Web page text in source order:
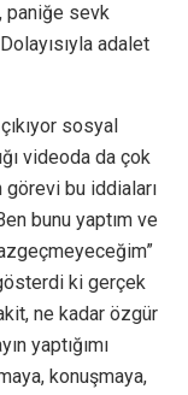
paniğe sevk
adalet
sosyal
videoda da çok
görevi bu iddiaları
bunu yaptım ve
ki gerçek
ne kadar özgür
yaptığımı
konuşmaya,